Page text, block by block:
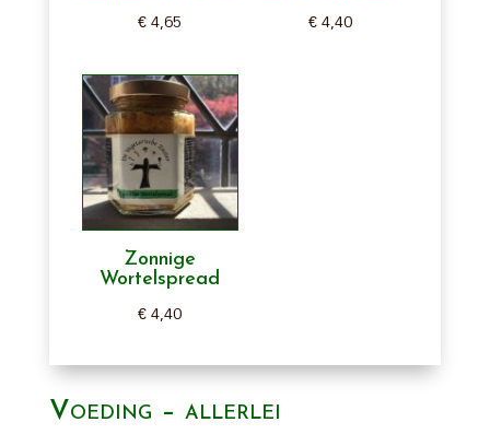
€4,65 €4,40
Zonnige
Wortelspread
€4,40
Voeding – allerlei